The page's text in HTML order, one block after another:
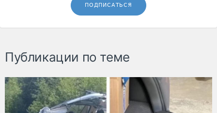
ПОДПИСАТЬСЯ
Публикации по теме